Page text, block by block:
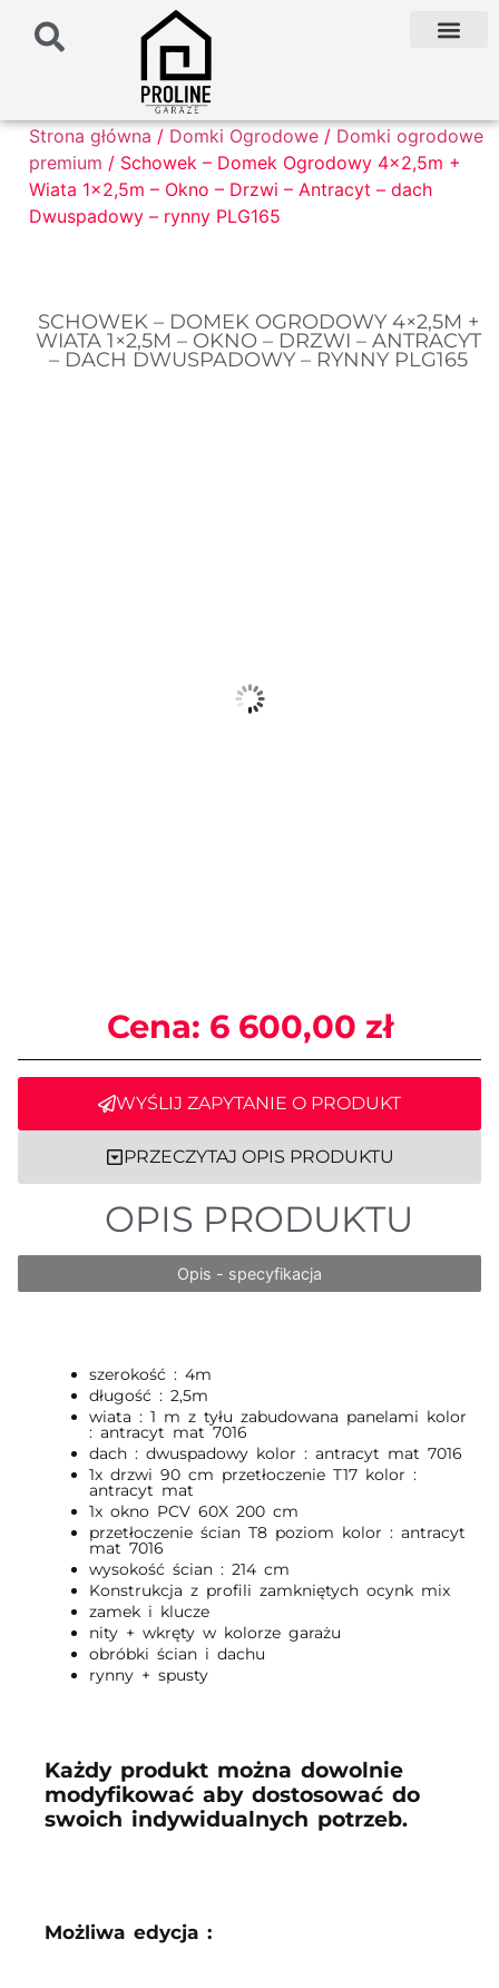
Strona główna / Domki Ogrodowe / Domki ogrodowe
premium / Schowek – Domek Ogrodowy 4×2,5m +
Wiata 1×2,5m – Okno – Drzwi – Antracyt – dach
Dwuspadowy – rynny PLG165
SCHOWEK – DOMEK OGRODOWY 4×2,5M +
WIATA 1×2,5M – OKNO – DRZWI – ANTRACYT
– DACH DWUSPADOWY – RYNNY PLG165
Cena: 6 600,00 zł
WYŚLIJ ZAPYTANIE O PRODUKT
PRZECZYTAJ OPIS PRODUKTU
OPIS PRODUKTU
Opis - specyfikacja
szerokość : 4m
długość : 2,5m
wiata : 1 m z tyłu zabudowana panelami kolor
: antracyt mat 7016
dach : dwuspadowy kolor : antracyt mat 7016
1x drzwi 90 cm przetłoczenie T17 kolor :
antracyt mat
1x okno PCV 60X 200 cm
przetłoczenie ścian T8 poziom kolor : antracyt
mat 7016
wysokość ścian : 214 cm
Konstrukcja z profili zamkniętych ocynk mix
zamek i klucze
nity + wkręty w kolorze garażu
obróbki ścian i dachu
rynny + spusty
Każdy produkt można dowolnie
modyfikować aby dostosować do
swoich indywidualnych potrzeb.
Możliwa edycja :